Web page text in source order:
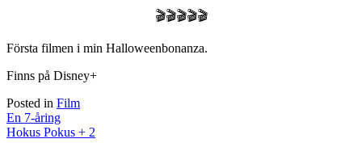
🎬🎬🎬🎬🎬
Första filmen i min Halloweenbonanza.
Finns på Disney+
Posted in Film
Post
navigation
En 7-åring
Hokus Pokus + 2